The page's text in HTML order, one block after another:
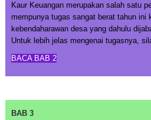
Kaur Keuangan merupakan salah satu
mempunya tugas sangat berat tahun ini
kebendaharawan desa yang dahulu
Untuk lebih jelas mengenai tugasnya,
BACA BAB 2
BAB 3